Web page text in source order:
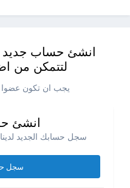
انشئ حساب جديد
لتتمكن من
يجب ان تكون عضوا
انشئ
سجل حسابك الجديد
سجل